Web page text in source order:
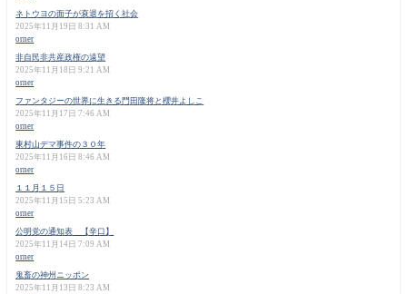
ネトウヨの面子が衰退を招く社会
2025年11月19日 8:31 AM
orner
非自民非共産政権の遠望
2025年11月18日 9:21 AM
orner
ファンタジーの世界に生きる門田隆将と櫻井よしこ
2025年11月17日 7:46 AM
orner
東村山デマ事件の３０年
2025年11月16日 8:46 AM
orner
１１月１５日
2025年11月15日 5:23 AM
orner
公明党の通知表 【辛口】
2025年11月14日 7:09 AM
orner
鬼畜の神州ニッポン
2025年11月13日 8:23 AM